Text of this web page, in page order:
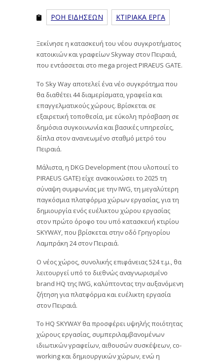
ΡΟΗ ΕΙΔΗΣΕΩΝ ΚΤΙΡΙΑΚΑ ΕΡΓΑ
Ξεκίνησε η κατασκευή του νέου συγκροτήματος
κατοικιών και γραφείων Skyway στον Πειραιά,
που εντάσσεται στο mega project PIRAEUS GATE.
Το Sky Way αποτελεί ένα νέο συγκρότημα που
θα διαθέτει 44 διαμερίσματα, γραφεία και
επαγγελματικούς χώρους. Βρίσκεται σε
εξαιρετική τοποθεσία, με εύκολη πρόσβαση σε
δημόσια συγκοινωνία και βασικές υπηρεσίες,
δίπλα στον ανανεωμένο σταθμό μετρό του
Πειραιά.
Μάλιστα, η DKG Development (που υλοποιεί το
PIRAEUS GATE) είχε ανακοινώσει το 2025 τη
σύναψη συμφωνίας με την IWG, τη μεγαλύτερη
παγκόσμια πλατφόρμα χώρων εργασίας, για τη
δημιουργία ενός ευέλικτου χώρου εργασίας
στον πρώτο όροφο του υπό κατασκευή κτιρίου
SKYWAY, που βρίσκεται στην οδό Γρηγορίου
Λαμπράκη 24 στον Πειραιά.
Ο νέος χώρος, συνολικής επιφάνειας 524 τ.μ., θα
λειτουργεί υπό το διεθνώς αναγνωρισμένο
brand HQ της IWG, καλύπτοντας την αυξανόμενη
ζήτηση για πλατφόρμα και ευέλικτη εργασία
στον Πειραιά.
Το HQ SKYWAY θα προσφέρει υψηλής ποιότητας
χώρους εργασίας, συμπεριλαμβανομένων
ιδιωτικών γραφείων, αιθουσών συσκέψεων, co-
working και δημιουργικών χώρων, ενώ η